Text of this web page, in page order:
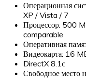
Операционная
XP / Vista / 7
Процессор: 500
comparable
Оперативная
Видеокарта: 16
DirectX 8.1с
Свободное место